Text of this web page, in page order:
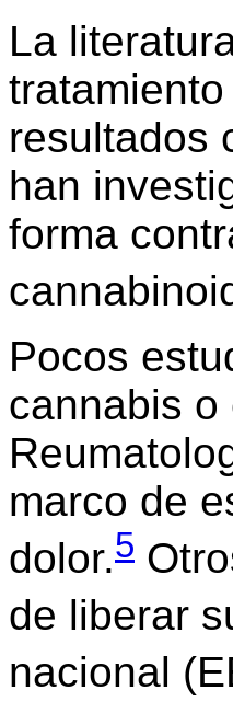
La
resultados
han
forma
Pocos
cannabis o
marco de
dolor.5
de liberar
nacional